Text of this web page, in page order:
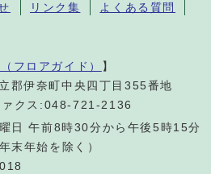
リンク集 よくある質問
フロアガイド） 】
郡伊奈町中央四丁目355番地
ァクス:048-721-2136
日 午前8時30分から午後5時15分
末年始を除く）